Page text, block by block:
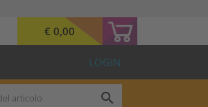
€ 0,00
LOGIN
search